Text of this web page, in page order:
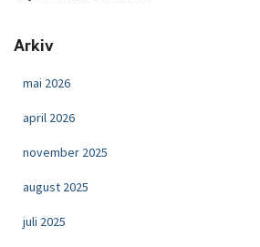
Arkiv
mai 2026
april 2026
november 2025
august 2025
juli 2025